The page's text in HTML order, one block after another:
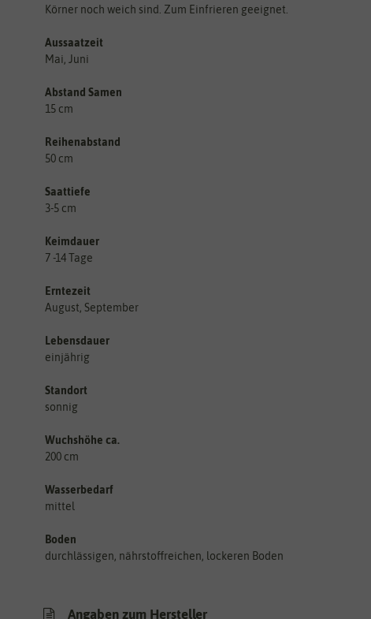
Körner noch weich sind. Zum Einfrieren geeignet.
Aussaatzeit
Mai, Juni
Abstand Samen
15 cm
Reihenabstand
50 cm
Saattiefe
3-5 cm
Keimdauer
7 -14 Tage
Erntezeit
August, September
Lebensdauer
einjährig
Standort
sonnig
Wuchshöhe ca.
200 cm
Wasserbedarf
mittel
Boden
durchlässigen, nährstoffreichen, lockeren Boden
Angaben zum Hersteller